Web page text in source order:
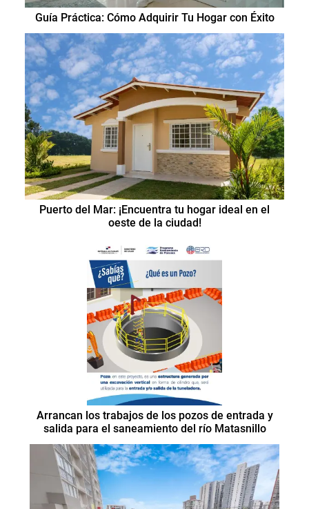
Guía Práctica: Cómo Adquirir Tu Hogar con Éxito
Puerto del Mar: ¡Encuentra tu hogar ideal en el
oeste de la ciudad!
Arrancan los trabajos de los pozos de entrada y
salida para el saneamiento del río Matasnillo